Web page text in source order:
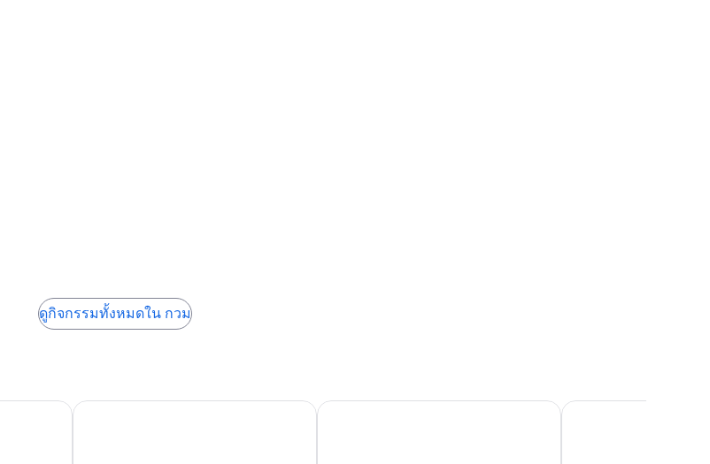
ดูกิจกรรมทั้งหมดใน กวม
Dusit Thani Guam Resort Bayview Hotel Guam โรงแรมฮาร์มอนลูปใหม่